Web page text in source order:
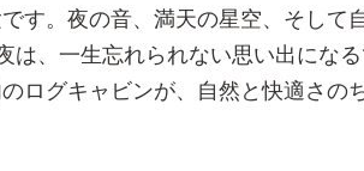
す。夜の音、満天の星空、そして
、一生忘れられない思い出にな
ログキャビンが、自然と快適さの